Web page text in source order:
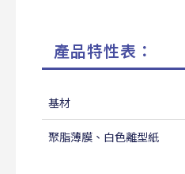
產品特性表：
基材
聚脂薄膜、白色離型紙